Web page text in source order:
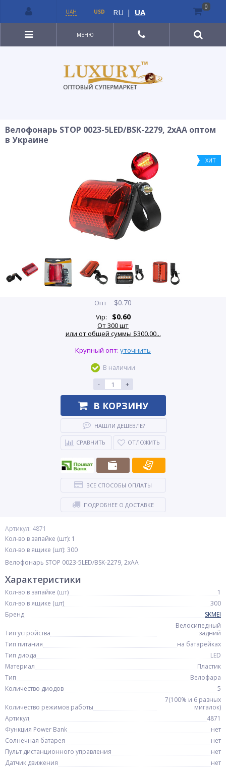
МЕНЮ
Велофонарь STOP 0023-5LED/BSK-2279, 2xAA оптом
в Украине
ХИТ
Артикул: 4871
Кол-во в запайке (шт): 1
Кол-во в ящике (шт): 300
Велофонарь STOP 0023-5LED/BSK-2279, 2xAA
Опт $0.70
Vip: $0.60
От 300 шт
или от общей суммы $300.00...
Крупный опт: уточнить
В наличии
-
+
В КОРЗИНУ
НАШЛИ ДЕШЕВЛЕ?
СРАВНИТЬ ОТЛОЖИТЬ
ВСЕ СПОСОБЫ ОПЛАТЫ
ПОДРОБНЕЕ О ДОСТАВКЕ
Характеристики
Кол-во в запайке (шт)
1
Кол-во в ящике (шт)
300
Бренд
SKMEI
Тип устройства
Велосипедный
задний
Тип питания
на батарейках
Тип диода
LED
Материал
Пластик
Тип
Велофара
Количество диодов
5
Количество режимов работы
7(100% и 6 разных
мигалок)
Артикул
4871
Функция Power Bank
нет
Солнечная батарея
нет
Пульт дистанционного управления
нет
Датчик движения
нет
UAH USD RU | UA
0